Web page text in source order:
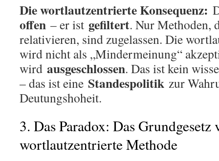
Die wortlautzentrierte Konsequenz:
offen – er ist gefiltert. Nur Methoden,
relativieren, sind zugelassen. Die
wird nicht als „Mindermeinung“
wird ausgeschlossen. Das ist kein
– das ist eine Standespolitik zur
Deutungshoheit.
3. Das Paradox: Das Grundgesetz
wortlautzentrierte Methode